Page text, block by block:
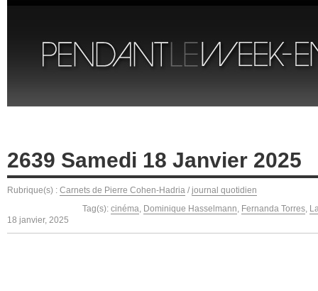
2639 Samedi 18 Janvier 2025
Rubrique(s) : Carnets de Pierre Cohen-Hadria / journal quotidien
Tag(s): cinéma, Dominique Hasselmann, Fernanda Torres,
18 janvier, 2025